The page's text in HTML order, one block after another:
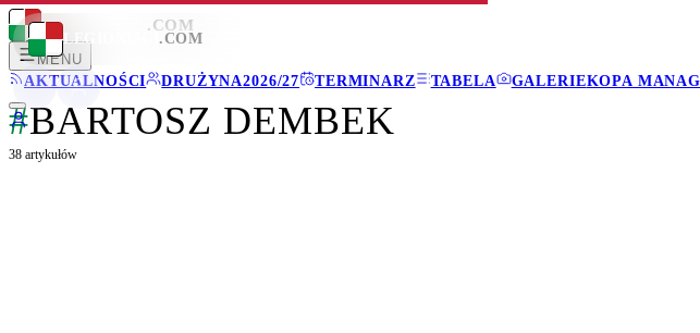
LEGIONISCI .COM
MENU
AKTUALNOŚCI
DRUŻYNA2026/27 TERMINARZ TABELA GALERIEKOPA
LEGIONISCI .COM
#BARTOSZ DEMBEK
38 artykułów